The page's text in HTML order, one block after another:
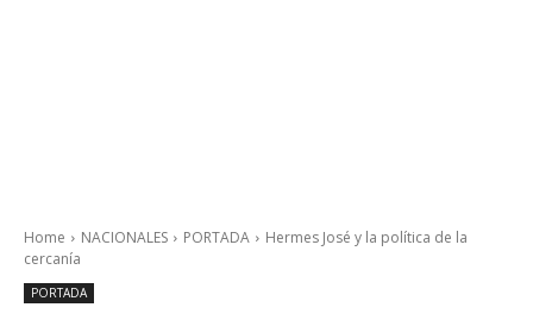
Home NACIONALES PORTADA
Hermes José y la política de la
cercanía
PORTADA